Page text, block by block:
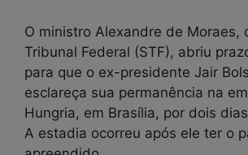
O ministro Alexandre de Moraes,
Tribunal Federal (STF), abriu
para que o ex-presidente Jair
esclareça sua permanência na
Hungria, em Brasília, por dois
A estadia ocorreu após ele ter o